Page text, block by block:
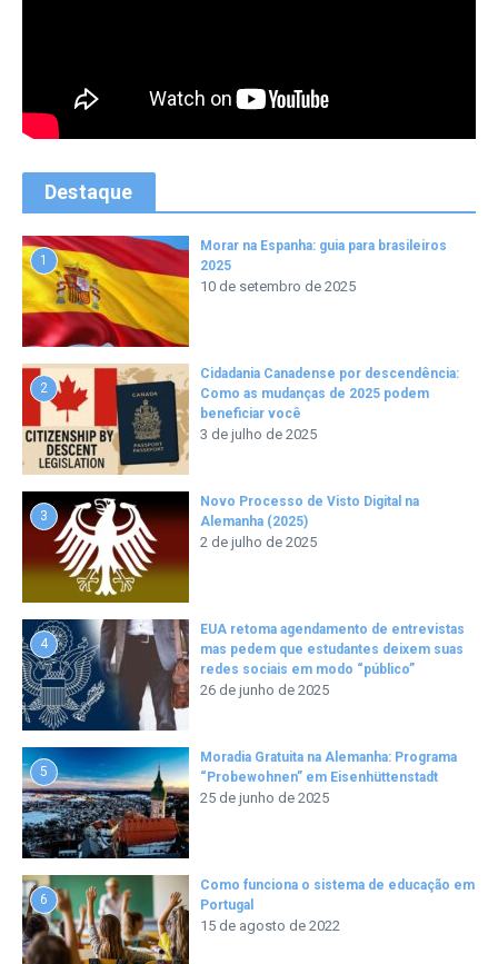
Destaque
1
Morar na Espanha: guia para brasileiros
2025
10 de setembro de 2025
2
Cidadania Canadense por descendência:
Como as mudanças de 2025 podem
beneficiar você
3 de julho de 2025
3
Novo Processo de Visto Digital na
Alemanha (2025)
2 de julho de 2025
4
EUA retoma agendamento de entrevistas
mas pedem que estudantes deixem suas
redes sociais em modo “público”
26 de junho de 2025
5
Moradia Gratuita na Alemanha: Programa
“Probewohnen” em Eisenhüttenstadt
25 de junho de 2025
6
Como funciona o sistema de educação em
Portugal
15 de agosto de 2022